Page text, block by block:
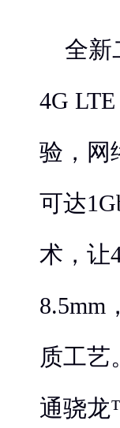
全新
4G
验，网
可达
术，让
8.5mm
质工艺
通骁龙